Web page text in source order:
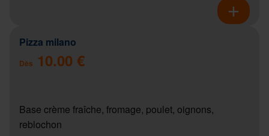
Pizza milano
Dès 10.00 €
Base crème fraîche, fromage, poulet, oignons,
reblochon